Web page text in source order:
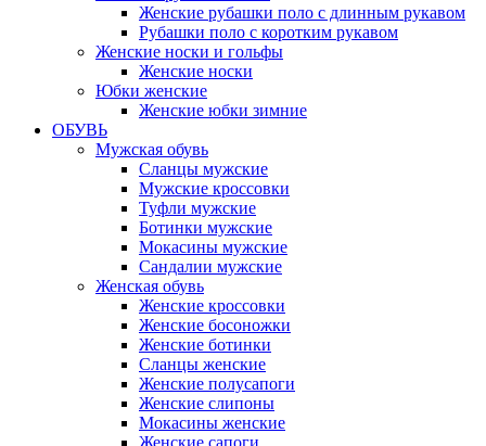
Женские рубашки поло с длинным рукавом
Рубашки поло с коротким рукавом
Женские носки и гольфы
Женские носки
Юбки женские
Женские юбки зимние
ОБУВЬ
Мужская обувь
Сланцы мужские
Мужские кроссовки
Туфли мужские
Ботинки мужские
Мокасины мужские
Сандалии мужские
Женская обувь
Женские кроссовки
Женские босоножки
Женские ботинки
Сланцы женские
Женские полусапоги
Женские слипоны
Мокасины женские
Женские сапоги